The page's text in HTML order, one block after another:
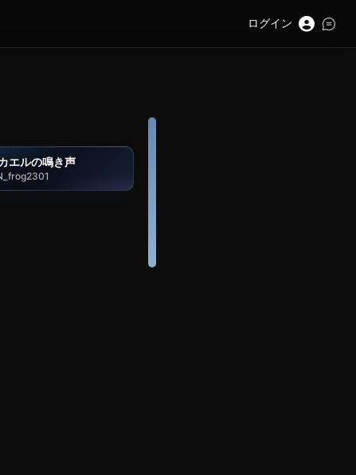
エルの鳴き声
ログイン